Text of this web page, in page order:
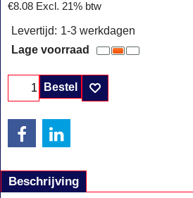
€8.08 Excl. 21% btw
Levertijd: 1-3 werkdagen
Lage voorraad
Bestel
Beschrijving